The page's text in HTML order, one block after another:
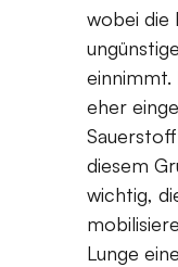
wobei die
einnimmt.
eher
diesem
wichtig,
Lunge